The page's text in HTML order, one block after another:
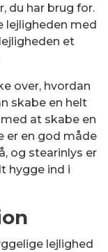
du har brug for.
lejligheden med
et
over, hvordan
skabe en helt
at skabe en
en god måde
og stearinlys er
hygge ind i
lejlighed